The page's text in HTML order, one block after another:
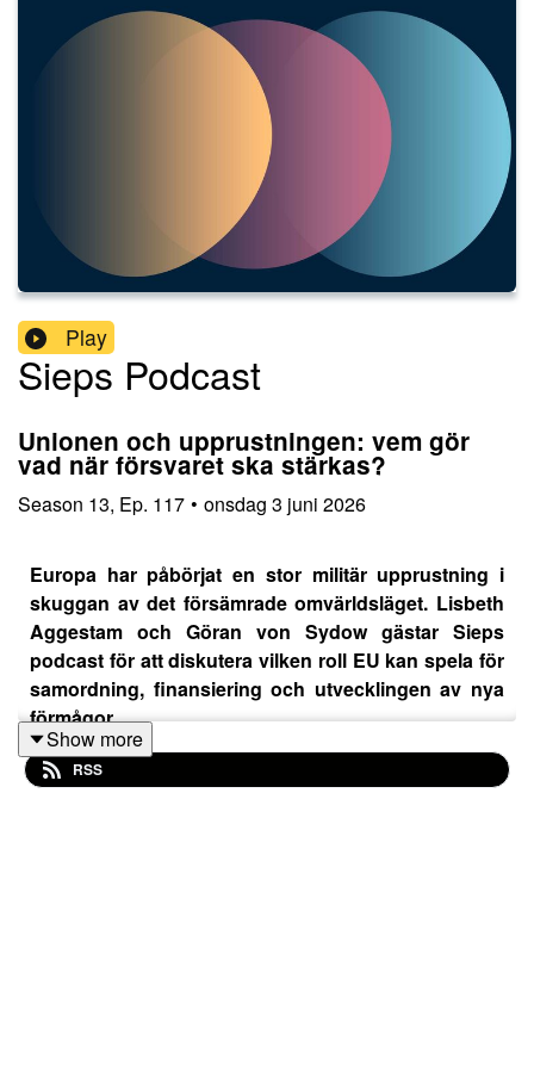
Play
Sieps Podcast
Unionen och upprustningen: vem gör
vad när försvaret ska stärkas?
Season 13, Ep. 117 • onsdag 3 juni 2026
Europa har påbörjat en stor militär upprustning i
skuggan av det försämrade omvärldsläget. Lisbeth
Aggestam och Göran von Sydow gästar Sieps
podcast för att diskutera vilken roll EU kan spela för
samordning, finansiering och utvecklingen av nya
förmågor.
Show more
RSS